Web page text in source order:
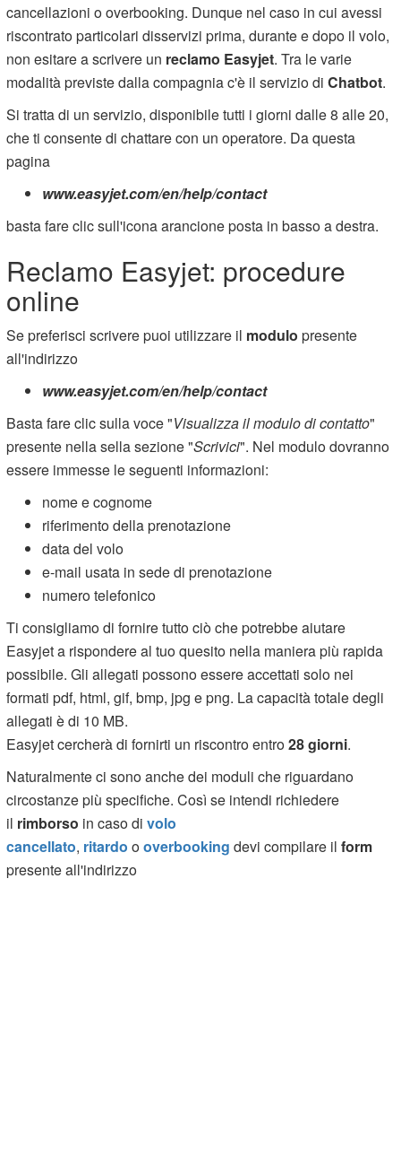
cancellazioni o overbooking. Dunque nel caso in cui avessi
riscontrato particolari disservizi prima, durante e dopo il volo,
non esitare a scrivere un reclamo Easyjet. Tra le varie
modalità previste dalla compagnia c'è il servizio diChatbot.
Si tratta di un servizio, disponibile tutti i giorni dalle 8 alle 20,
che ti consente di chattare con un operatore. Da questa
pagina
www.easyjet.com/en/help/contact
basta fare clic sull'icona arancione posta in basso a destra.
Reclamo Easyjet: procedure
online
Se preferisci scrivere puoi utilizzare il modulopresente
all'indirizzo
www.easyjet.com/en/help/contact
Basta fare clic sulla voce "Visualizza il modulo di contatto"
presente nella sella sezione "Scrivici". Nel modulo dovranno
essere immesse le seguenti informazioni:
nome e cognome
riferimento della prenotazione
data del volo
e-mail usata in sede di prenotazione
numero telefonico
Ti consigliamo di fornire tutto ciò che potrebbe aiutare
Easyjet a rispondere al tuo quesito nella maniera più rapida
possibile. Gli allegati possono essere accettati solo nei
formati pdf, html, gif, bmp, jpg e png. La capacità totale degli
allegati è di 10 MB.
Easyjet cercherà di fornirti un riscontro entro28 giorni.
Naturalmente ci sono anche dei moduli che riguardano
circostanze più specifiche. Così se intendi richiedere
il rimborso in caso divolo
cancellato, ritardo ooverbooking devi compilare ilform
presente all'indirizzo